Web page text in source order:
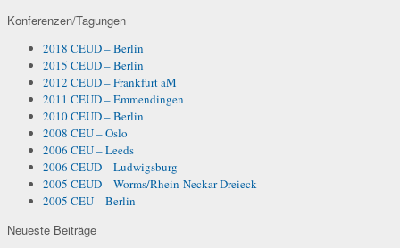
Konferenzen/Tagungen
2018 CEUD – Berlin
2015 CEUD – Berlin
2012 CEUD – Frankfurt aM
2011 CEUD – Emmendingen
2010 CEUD – Berlin
2008 CEU – Oslo
2006 CEU – Leeds
2006 CEUD – Ludwigsburg
2005 CEUD – Worms/Rhein-Neckar-Dreieck
2005 CEU – Berlin
Neueste Beiträge